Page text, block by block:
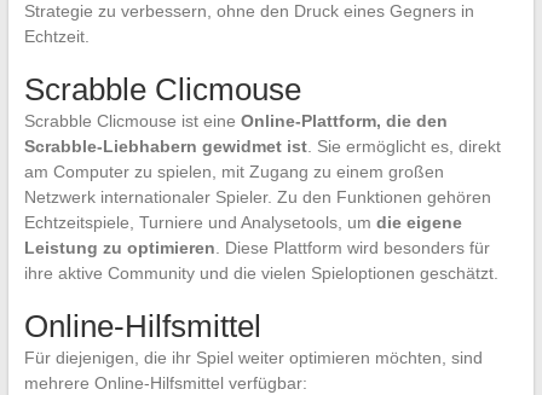
Strategie zu verbessern, ohne den Druck eines Gegners in
Echtzeit.
Scrabble Clicmouse
Scrabble Clicmouse ist eine Online-Plattform, die den
Scrabble-Liebhabern gewidmet ist. Sie ermöglicht es, direkt
am Computer zu spielen, mit Zugang zu einem großen
Netzwerk internationaler Spieler. Zu den Funktionen gehören
Echtzeitspiele, Turniere und Analysetools, um die eigene
Leistung zu optimieren . Diese Plattform wird besonders für
ihre aktive Community und die vielen Spieloptionen geschätzt.
Online-Hilfsmittel
Für diejenigen, die ihr Spiel weiter optimieren möchten, sind
mehrere Online-Hilfsmittel verfügbar: